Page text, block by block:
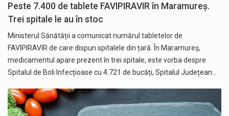
Peste 7.400 de tablete FAVIPIRAVIR în Maramureș.
Trei spitale le au în stoc
Ministerul Sănătății a comunicat numărul tabletelor de
FAVIPIRAVIR de care dispun spitalele din țară. În Maramureș,
medicamentul apare prezent în trei spitale, este vorba despre
Spitalul de Boli Infecțioase cu 4.721 de bucăți, Spitalul Județean…